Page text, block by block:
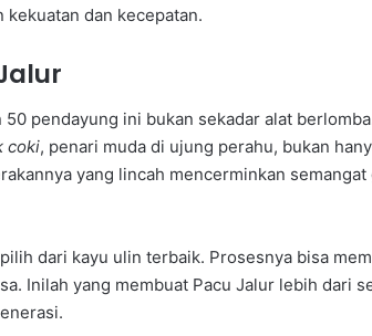
dan kecepatan.
pendayung ini bukan sekadar alat
coki, penari muda di ujung perahu, bukan
yang lincah mencerminkan
dari kayu ulin terbaik. Prosesnya bisa
Inilah yang membuat Pacu Jalur lebih dari